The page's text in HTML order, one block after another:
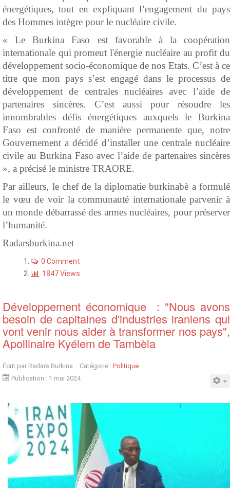
énergétiques, tout en expliquant l’engagement du pays
des Hommes intègre pour le nucléaire civile.
« Le Burkina Faso est favorable à la coopération
internationale qui promeut l'énergie nucléaire au profit du
développement socio-économique de nos Etats. C’est à ce
titre que mon pays s’est engagé dans le processus de
développement de centrales nucléaires avec l’aide de
partenaires sincères. C’est aussi pour résoudre les
innombrables défis énergétiques auxquels le Burkina
Faso est confronté de manière permanente que, notre
Gouvernement a décidé d’installer une centrale nucléaire
civile au Burkina Faso avec l’aide de partenaires sincères
», a précisé le ministre TRAORE.
Par ailleurs, le chef de la diplomatie burkinabè a formulé
le vœu de voir la communauté internationale parvenir à
un monde débarrassé des armes nucléaires, pour préserver
l’humanité.
Radarsburkina.net
0 Comment
1847 Views
Développement économique : "Nous avons
besoin de capitaines d'industries iraniens qui
vont venir nous aider à transformer nos pays",
Apollinaire Kyélem de Tambèla
Écrit par Radars Burkina Catégorie : Politique
Publication : 1 mai 2024